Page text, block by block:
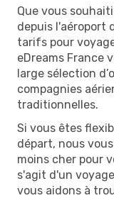
Que vous
depuis l'aéroport
tarifs pour
eDreams France
large sélection
compagnies
traditionnelles.
Si vous êtes
départ, nous
moins cher pour
s'agit d'un
vous aidons à